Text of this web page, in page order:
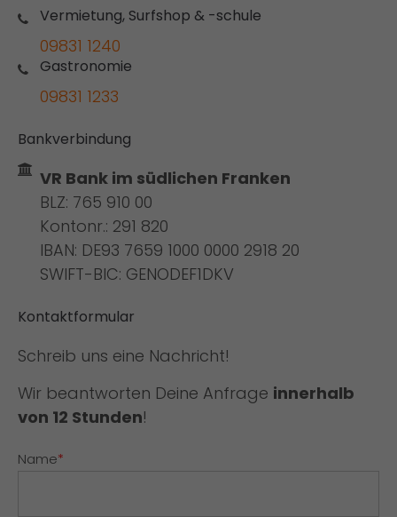
Vermietung, Surfshop & -schule
09831 1240
Gastronomie
09831 1233
Bankverbindung
VR Bank im südlichen Franken
BLZ: 765 910 00
Kontonr.: 291 820
IBAN: DE93 7659 1000 0000 2918 20
SWIFT-BIC: GENODEF1DKV
Kontaktformular
Schreib uns eine Nachricht!
Wir beantworten Deine Anfrage innerhalb
von 12 Stunden!
Name*